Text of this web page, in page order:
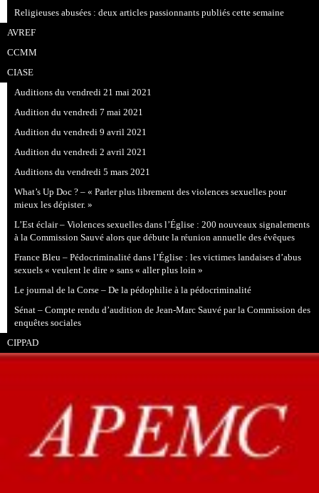
Religieuses abusées : deux articles passionnants publiés cette semaine
AVREF
CCMM
CIASE
Auditions du vendredi 21 mai 2021
Audition du vendredi 7 mai 2021
Audition du vendredi 9 avril 2021
Audition du vendredi 2 avril 2021
Auditions du vendredi 5 mars 2021
What’s Up Doc ? – « Parler plus librement des violences sexuelles pour
mieux les dépister. »
L’Est éclair – Violences sexuelles dans l’Église : 200 nouveaux signalements
à la Commission Sauvé alors que débute la réunion annuelle des évêques
France Bleu – Pédocriminalité dans l’Église : les victimes landaises d’abus
sexuels « veulent le dire » sans « aller plus loin »
Le journal de la Corse – De la pédophilie à la pédocriminalité
Sénat – Compte rendu d’audition de Jean-Marc Sauvé par la Commission des
enquêtes sociales
CIPPAD